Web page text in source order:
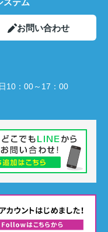
お問い合わせ
10：00～17：00